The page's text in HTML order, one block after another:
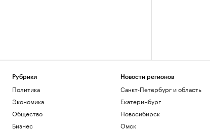
Рубрики
Политика
Экономика
Общество
Бизнес
Новости регионов
Санкт-Петербург и область
Екатеринбург
Новосибирск
Омск